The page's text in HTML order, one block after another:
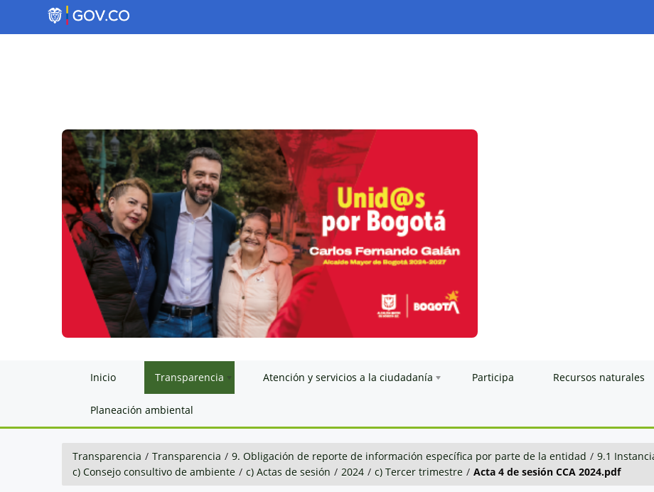
Inicio Transparencia Atención y servicios a la ciudadanía Participa Recursos naturales
Planeación ambiental
Transparencia / Transparencia / 9. Obligación de reporte de información específica por parte de la entidad / 9.1
c) Consejo consultivo de ambiente / c) Actas de sesión / 2024 / c) Tercer trimestre / Acta 4 de sesión CCA 2024.pdf